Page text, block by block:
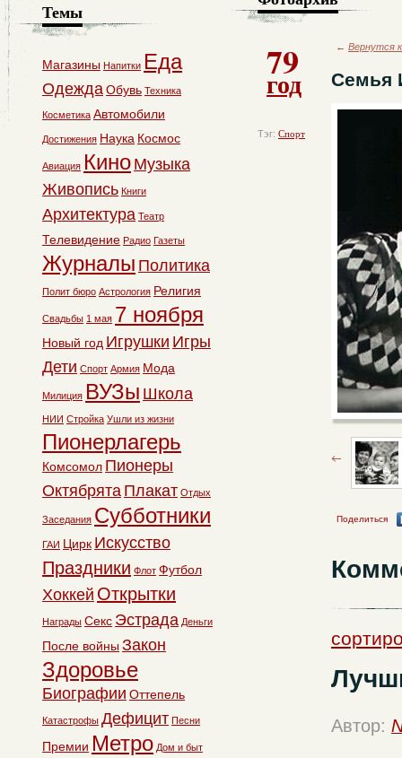
79
год
Тэг: Спорт
← Вернутся
Семья
Поделиться
Автор:
Темы
Магазины Напитки Еда
ОдеждаОбувь Техника
Косметика Автомобили
Достижения Наука Космос
Авиация Кино Музыка
Живопись Книги
Архитектура Театр
Телевидение Радио Газеты
Журналы Политика
Полит бюро Астрология Религия
Свадьбы 1 мая 7 ноября
Новый год Игрушки Игры
Дети Спорт Армия Мода
Милиция ВУЗы Школа
НИИ Стройка Ушли из жизни
Пионерлагерь
Комсомол Пионеры
Октябрята Плакат Отдых
Заседания Субботники
ГАИ Цирк Искусство
Праздники Флот Футбол
Хоккей Открытки
Награды Секс Эстрада Деньги
После войны Закон
Здоровье
Биографии Оттепель
Катастрофы Дефицит Песни
Премии Метро Дом и быт